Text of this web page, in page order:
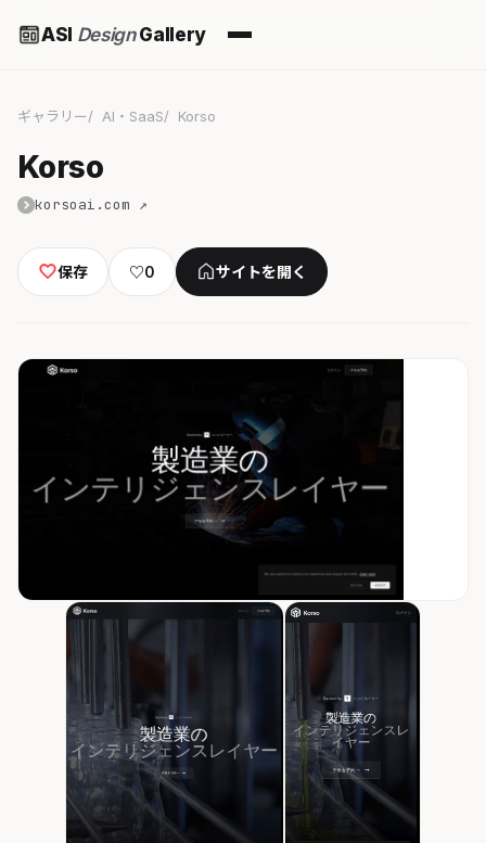
ASI DesignGallery
ギャラリー AI・SaaS Korso
Korso
korsoai.com ↗
保存 ♡0 サイトを開く